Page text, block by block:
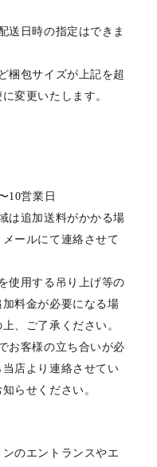
送日時の指定はできま
梱包サイズが上記を超
変更いたします。
10営業日
は追加送料がかかる場
ールにて連絡させて
使用する吊り上げ等の
料金が必要になる場
、ご了承ください。
お客様の立ち合いが必
店より連絡させてい
らせください。
のエントランスやエ